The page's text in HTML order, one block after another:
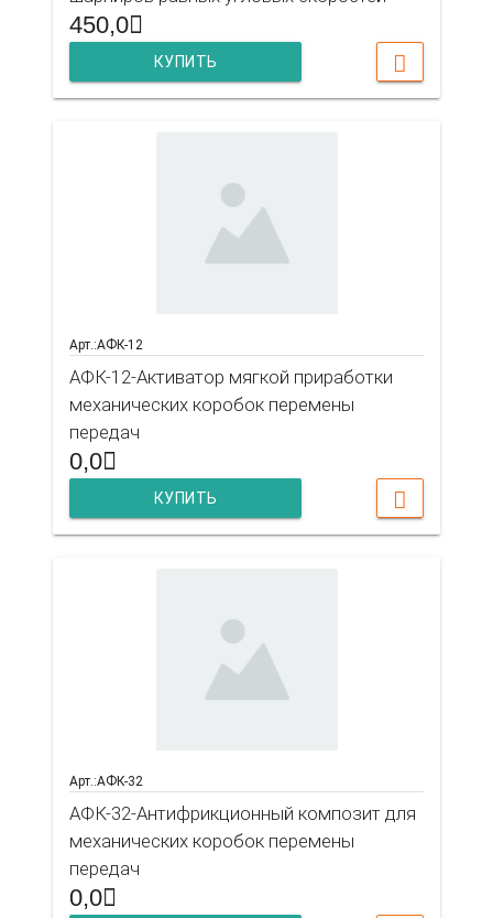
450,0
КУПИТЬ
Арт.:АФК-12
АФК-12-Активатор мягкой приработки
механических коробок перемены
передач
0,0
КУПИТЬ
Арт.:АФК-32
АФК-32-Антифрикционный композит для
механических коробок перемены
передач
0,0